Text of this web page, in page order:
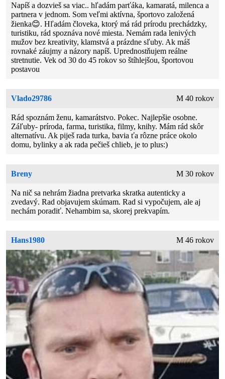
Napíš a dozvieš sa viac.. hľadám parťáka, kamaratá, milenca a
partnera v jednom. Som veľmi aktívna, športovo založená
žienka😊. Hľadám človeka, ktorý má rád prírodu prechádzky,
turistiku, rád spoznáva nové miesta. Nemám rada lenivých
mužov bez kreativity, klamstvá a prázdne sľuby. Ak máš
rovnaké záujmy a názory napíš. Uprednostňujem reálne
stretnutie. Vek od 30 do 45 rokov so štíhlejšou, športovou
postavou
Vlado29786 M 40 rokov
Rád spoznám ženu, kamarátstvo. Pokec. Najlepšie osobne.
Záľuby- príroda, farma, turistika, filmy, knihy. Mám rád skôr
alternatívu. Ak piješ rada turka, bavia ťa rôzne práce okolo
domu, bylinky a ak rada pečieš chlieb, je to plus:)
Breny M 30 rokov
Na nič sa nehrám žiadna pretvarka skratka autenticky a
zvedavý. Rad objavujem skúmam. Rad si vypočujem, ale aj
nechám poradiť. Nehambim sa, skorej prekvapím.
Hans1980 M 46 rokov